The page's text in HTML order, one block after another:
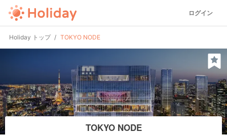
ログイン
Holiday トップ TOKYO NODE
TOKYO NODE